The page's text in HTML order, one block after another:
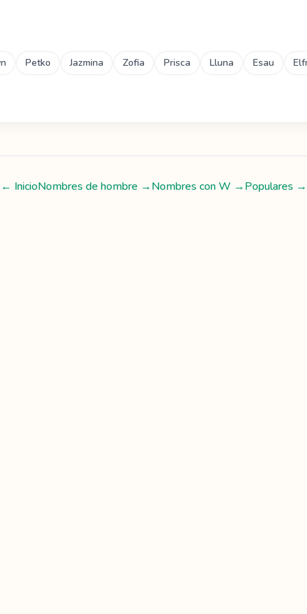
Petko Jazmina Zofia Prisca Lluna Esau
← InicioNombres de hombre →Nombres conW →Populares →